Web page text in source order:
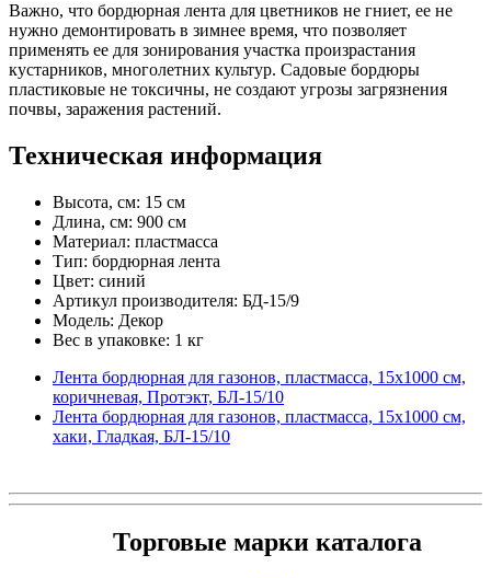
Важно, что бордюрная лента для цветников не гниет, ее не
нужно демонтировать в зимнее время, что позволяет
применять ее для зонирования участка произрастания
кустарников, многолетних культур. Садовые бордюры
пластиковые не токсичны, не создают угрозы загрязнения
почвы, заражения растений.
Техническая информация
Высота, см: 15 см
Длина, см: 900 см
Материал: пластмасса
Тип: бордюрная лента
Цвет: синий
Артикул производителя: БД-15/9
Модель: Декор
Вес в упаковке: 1 кг
Лента бордюрная для газонов, пластмасса, 15х1000 см,
коричневая, Протэкт, БЛ-15/10
Лента бордюрная для газонов, пластмасса, 15х1000 см,
хаки, Гладкая, БЛ-15/10
Торговые марки каталога